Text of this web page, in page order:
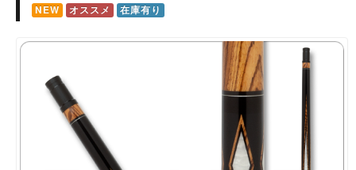
キュー
シャフト
アクセサリー
特価商品
NEW オススメ 在庫有り